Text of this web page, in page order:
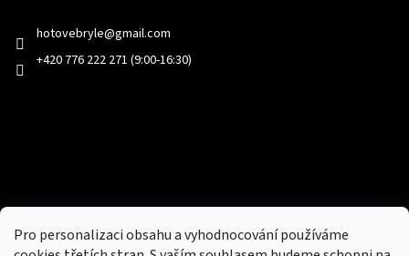
Pro personalizaci obsahu a vyhodnocování používáme
hotovebryle@gmail.com
+420 776 222 271 (9:00-16:30)